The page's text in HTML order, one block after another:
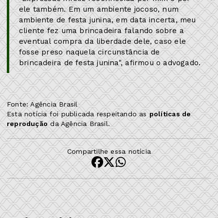
ele também. Em um ambiente jocoso, num
ambiente de festa junina, em data incerta, meu
cliente fez uma brincadeira falando sobre a
eventual compra da liberdade dele, caso ele
fosse preso naquela circunstância de
brincadeira de festa junina", afirmou o advogado.
Fonte: Agência Brasil
Esta notícia foi publicada respeitando aspolíticas de
reproduçãoda Agência Brasil.
Compartilhe essa notícia